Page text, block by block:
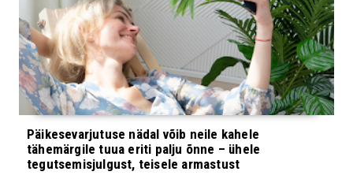
Päikesevarjutuse nädal võib neile kahele
tähemärgile tuua eriti palju õnne – ühele
tegutsemisjulgust, teisele armastust